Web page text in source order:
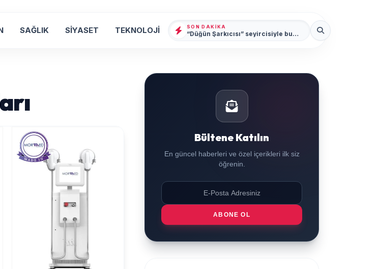
SAĞLIK SİYASET TEKNOLOJİ SON DAKIKA
“Düğün Şarkıcısı” seyircisiyle buluşmak için gün sayıyor
Bültene Katılın
En güncel haberleri ve özel içerikleri ilk siz
öğrenin.
ABONE OL